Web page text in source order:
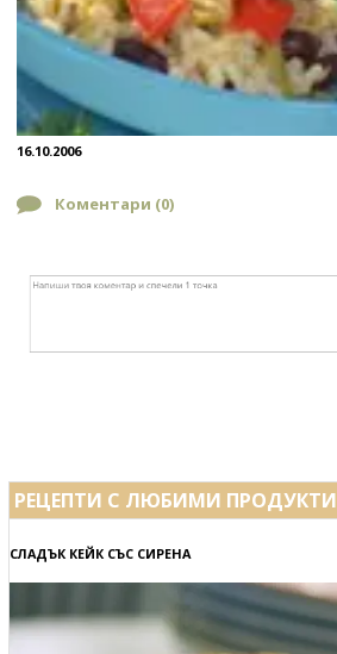
16.10.2006
Коментари (0)
РЕЦЕПТИ С ЛЮБИМИ ПРОДУКТИ
СЛАДЪК КЕЙК СЪС СИРЕНА